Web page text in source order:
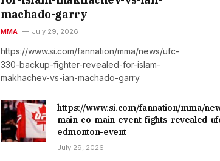
machado-garry
MMA July 29, 2026
https://www.si.com/fannation/mma/news/ufc-
330-backup-fighter-revealed-for-islam-
makhachev-vs-ian-machado-garry
https://www.si.com/fannation/mma/
main-co-main-event-fights-revealed-
edmonton-event
July 29, 2026